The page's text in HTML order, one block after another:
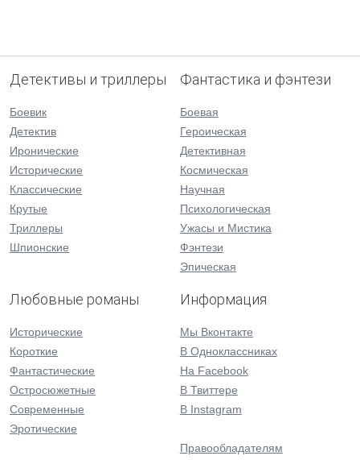
Детективы и триллеры
Боевик
Детектив
Иронические
Исторические
Классические
Крутые
Триллеры
Шпионские
Фантастика и фэнтези
Боевая
Героическая
Детективная
Космическая
Научная
Психологическая
Ужасы и Мистика
Фэнтези
Эпическая
Любовные романы
Исторические
Короткие
Фантастические
Остросюжетные
Современные
Эротические
Информация
Мы Вконтакте
В Одноклассниках
На Facebook
В Твиттере
В Instagram
Правообладателям